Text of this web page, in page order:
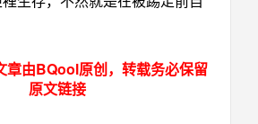
章由BQool原创，转载务必保留
原文链接